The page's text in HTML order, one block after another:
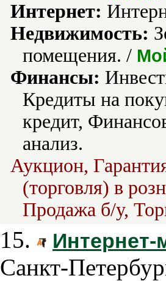
Интернет:
Недвижимость:
помещения. /
Финансы:
Кредиты на
кредит,
анализ.
Аукцион,
(торговля) в
Продажа б/у,
15. Интернет-
Санкт-